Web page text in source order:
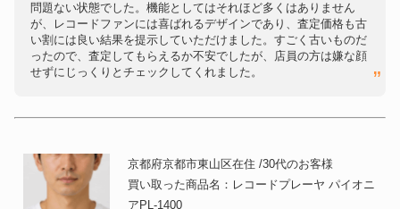
問題ない状態でした。機能としてはそれほど多くはありません
が、レコードファンには喜ばれるデザインであり、査定価格も古
い割には良い結果を提示していただけました。すごく古いものだ
ったので、査定してもらえるか不安でしたが、店員の方は嫌な顔
せずにじっくりとチェックしてくれました。
京都府京都市東山区在住 /30代のお客様
買い取った商品名：レコードプレーヤ パイオニ
アPL-1400